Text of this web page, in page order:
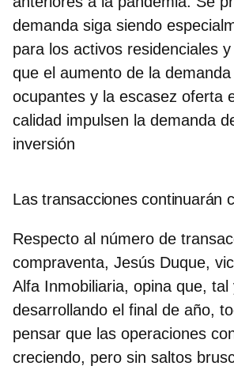
demanda siga siendo
para los activos residenciales
que el aumento de la
ocupantes y la escasez oferta
calidad impulsen la demanda
inversión
Las transacciones continuarán
Respecto al número de
compraventa, Jesús Duque,
Alfa Inmobiliaria, opina que,
desarrollando el final de año,
pensar que las operaciones
creciendo, pero sin saltos